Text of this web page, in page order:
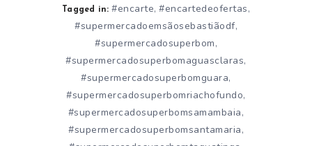
Tagged in: #encarte, #encartedeofertas,
#supermercadoemsãosebastiãodf,
#supermercadosuperbom,
#supermercadosuperbomaguasclaras,
#supermercadosuperbomguara,
#supermercadosuperbomriachofundo,
#supermercadosuperbomsamambaia,
#supermercadosuperbomsantamaria,